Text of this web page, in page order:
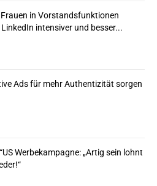
Frauen in Vorstandsfunktionen
intensiver und besser...
Ads für mehr Authentizität sorgen
Werbekampagne: „Artig sein lohnt